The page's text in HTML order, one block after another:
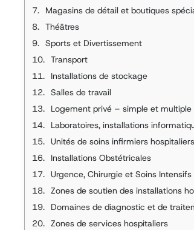
Magasins de détail et boutiques
Théâtres
Sports et Divertissement
Transport
Installations de stockage
Salles de travail
Logement privé – simple et multiple
Laboratoires, installations
Unités de soins infirmiers hospitaliers
Installations Obstétricales
Urgence, Chirurgie et Soins Intensifs
Zones de soutien des installations
Domaines de diagnostic et de
Zones de services hospitaliers